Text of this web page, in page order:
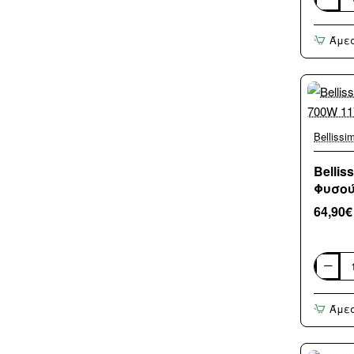
K9
2500
Asciuga
W
Nero,
11860
64,90€
Bellissima
My
Pro
Diffon
με